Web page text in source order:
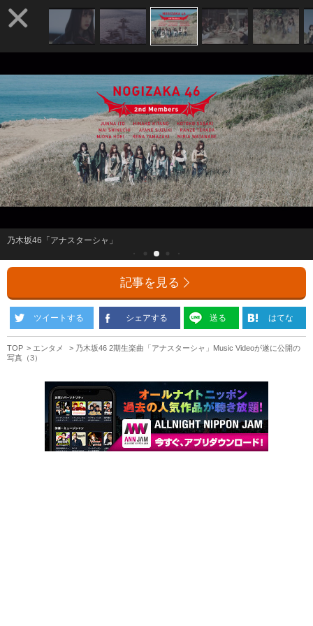
乃木坂46「アナスターシャ」
記事を見る
ツイートする シェアする 送る はてな
TOP エンタメ
乃木坂46 2期生楽曲「アナスターシャ」Music Videoが遂に公開の
写真（3）